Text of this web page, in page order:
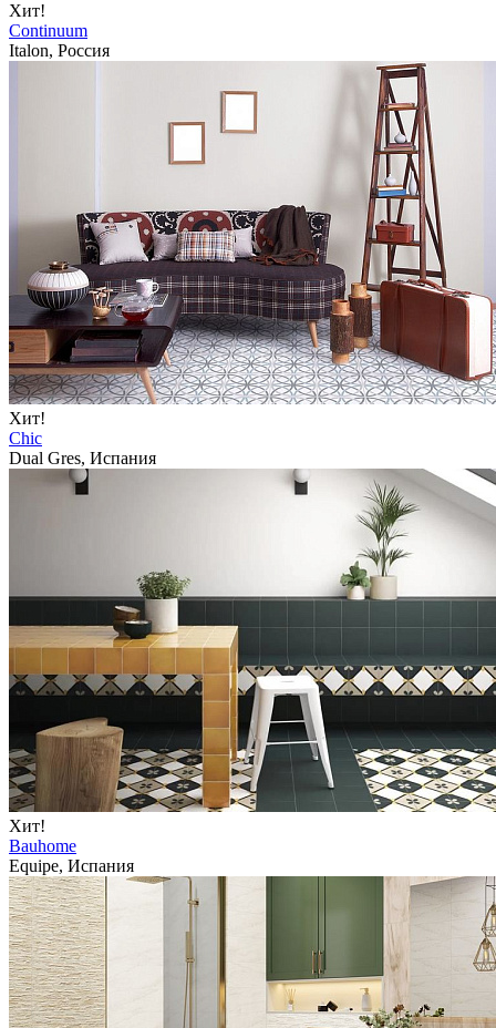
Хит!
Continuum
Italon, Россия
Хит!
Chic
Dual Gres, Испания
Хит!
Bauhome
Equipe, Испания